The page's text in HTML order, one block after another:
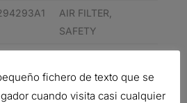
AIR FILTER,
SAFETY
fichero de texto que se
cuando visita casi cualquier